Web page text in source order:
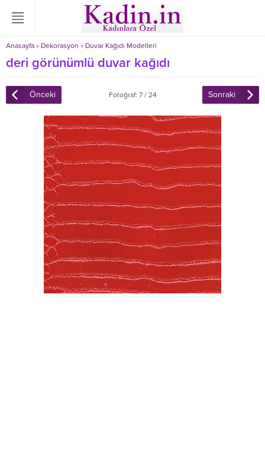
Anasayfa » Dekorasyon » Duvar Kağıdı Modelleri
deri görünümlü duvar kağıdı
Önceki Fotoğraf: 7 / 24 Sonraki